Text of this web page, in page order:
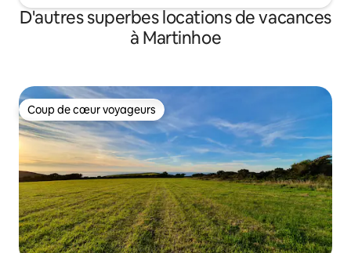
D'autres superbes locations de vacances
à Martinhoe
Coup de cœur voyageurs
Coup de cœur voyageurs